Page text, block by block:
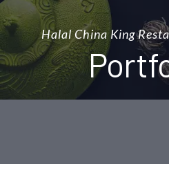
Halal China King